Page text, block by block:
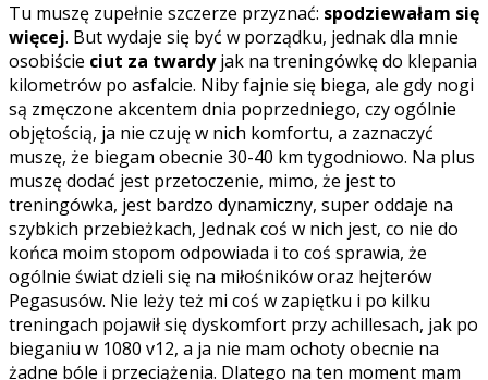
Tu muszę zupełnie szczerze przyznać: spodziewałam się
więcej. But wydaje się być w porządku, jednak dla mnie
osobiście ciut za twardyjak na treningówkę do klepania
kilometrów po asfalcie. Niby fajnie się biega, ale gdy nogi
są zmęczone akcentem dnia poprzedniego, czy ogólnie
objętością, ja nie czuję w nich komfortu, a zaznaczyć
muszę, że biegam obecnie 30-40 km tygodniowo. Na plus
muszę dodać jest przetoczenie, mimo, że jest to
treningówka, jest bardzo dynamiczny, super oddaje na
szybkich przebieżkach, Jednak coś w nich jest, co nie do
końca moim stopom odpowiada i to coś sprawia, że
ogólnie świat dzieli się na miłośników oraz hejterów
Pegasusów. Nie leży też mi coś w zapiętku i po kilku
treningach pojawił się dyskomfort przy achillesach, jak po
bieganiu w 1080 v12, a ja nie mam ochoty obecnie na
żadne bóle i przeciążenia. Dlatego na ten moment mam